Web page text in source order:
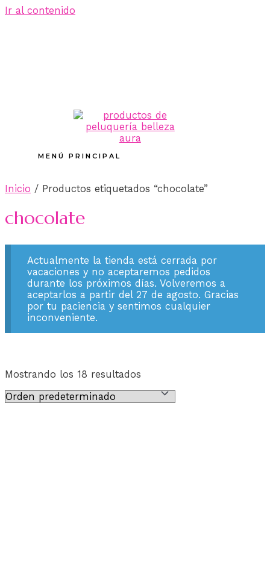
Ir al contenido
MENÚ PRINCIPAL
Inicio / Productos etiquetados “chocolate”
chocolate
Actualmente la tienda está cerrada por
vacaciones y no aceptaremos pedidos
durante los próximos días. Volveremos a
aceptarlos a partir del 27 de agosto. Gracias
por tu paciencia y sentimos cualquier
inconveniente.
Mostrando los 18 resultados